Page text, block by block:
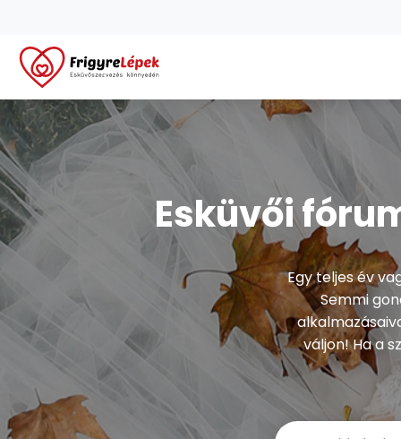
Esküvői
Egy teljes év
Semmi
váljon! Ha a